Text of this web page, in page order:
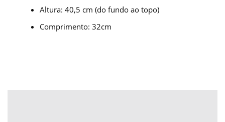
Altura: 40,5 cm (do fundo ao topo)
Comprimento: 32cm